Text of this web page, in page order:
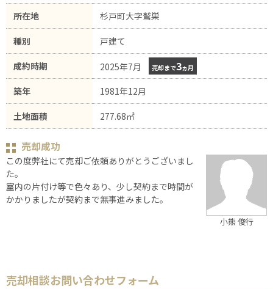
所在地 杉戸町大字鷲巣
種別 戸建て
成約時期 2025年7月 売却まで3ヵ月
築年 1981年12月
土地面積 277.68㎡
売却成功
小熊 俊行
この度弊社にて売却ご依頼ありがとうございまし
た。
室内の片付け等で色々あり、少し契約まで時間が
かかりましたが契約まで無事進みました。
売却相談お問い合わせフォーム